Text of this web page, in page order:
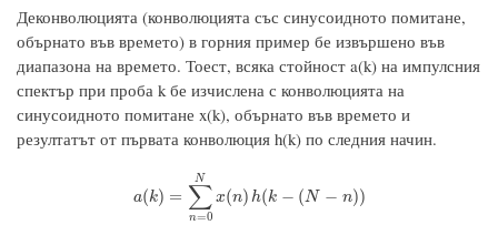
Деконволюцията (конволюцията със синусоидното помитане,
обърнато във времето) в горния пример бе извършено във
диапазона на времето. Тоест, всяка стойност a(k) на импулсния
спектър при проба k бе изчислена с конволюцията на
синусоидното помитане x(k), обърнато във времето и
резултатът от първата конволюция h(k) по следния начин.
a(k) = ∑
n=0
N
x(n) h(k − (N − n))
a( k) =∑ n=0Nx(n)h( k− (N− n))